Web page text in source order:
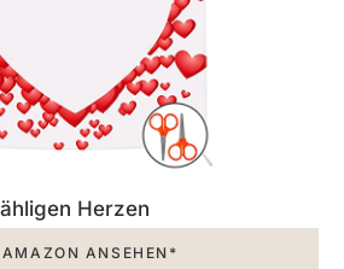
Herzen
AMAZON ANSEHEN*